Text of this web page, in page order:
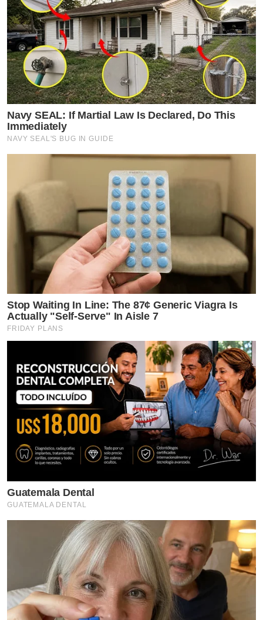
Navy SEAL: If Martial Law Is Declared, Do This
Immediately
NAVY SEAL'S BUG IN GUIDE
Stop Waiting In Line: The 87¢ Generic Viagra Is
Actually "Self-Serve" In Aisle 7
FRIDAY PLANS
Guatemala Dental
GUATEMALA DENTAL